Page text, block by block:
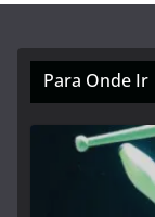
Para Onde Ir